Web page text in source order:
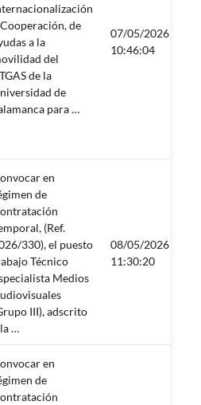
de
a la
del
de la
de
para …
07/05/2026
10:46:04
en
de
(Ref.
330), el puesto
Técnico
Medios
III), adscrito
…
08/05/2026
11:30:20
en
de